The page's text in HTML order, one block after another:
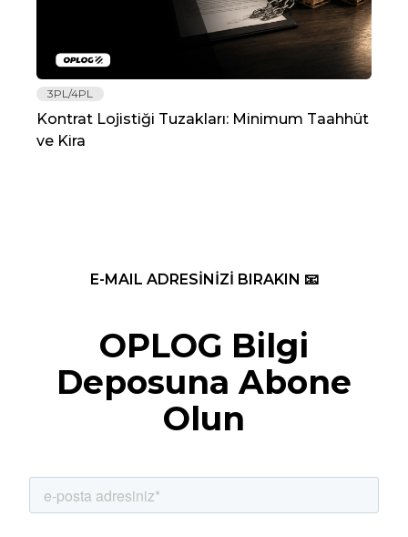
3PL/4PL
Kontrat Lojistiği Tuzakları: Minimum Taahhüt
ve Kira
E-MAIL ADRESİNİZİ BIRAKIN 📧
OPLOG Bilgi
Deposuna Abone
Olun